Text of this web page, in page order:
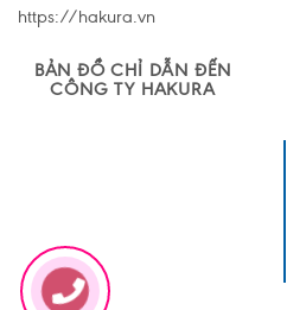
https://hakura.vn
BẢN ĐỒ CHỈ DẪN ĐẾN
CÔNG TY HAKURA